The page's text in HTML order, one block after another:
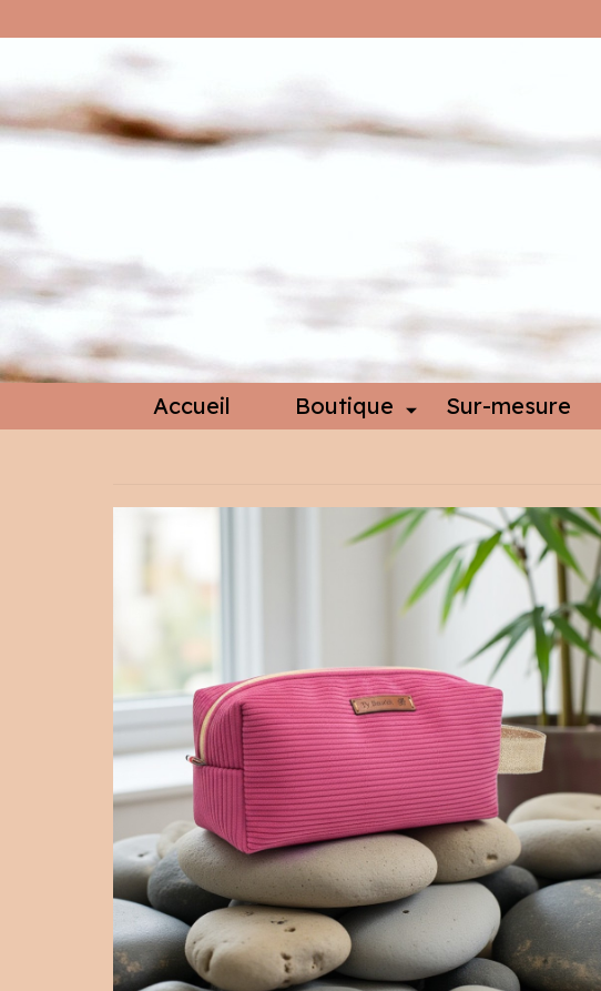
Accueil Boutique Sur-mesure